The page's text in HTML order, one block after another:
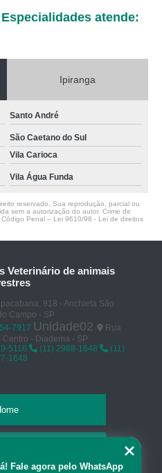
atende:
Ipiranga
Santo André
São Caetano do Sul
Vila Carioca
Vila Água Funda
reservado. Sua reprodução, parcial ou
sem a autorização do autor. Crime de
Penal – Lei 9610/98 - Lei de direitos
Veterinário de animais
918 - Anchieta São
Campo - SP
7917 Unidade02
Rua
- Diadema - SP
5116 (11) 2988-1648
(11)
1648
Fale agora pelo WhatsApp